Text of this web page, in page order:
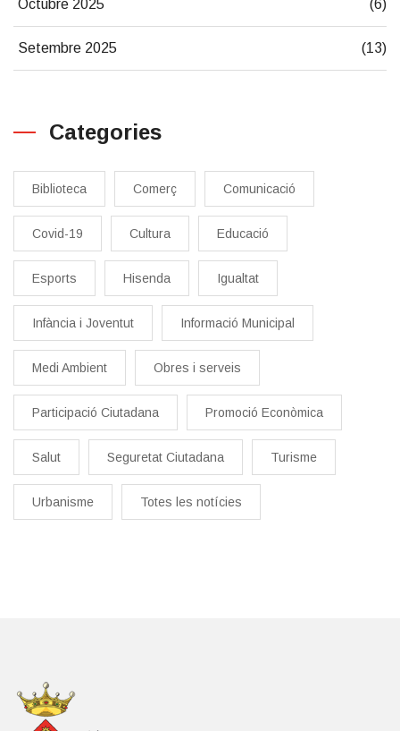
Octubre 2025 (6)
Setembre 2025 (13)
Categories
Biblioteca Comerç Comunicació
Covid-19 Cultura Educació
Esports Hisenda Igualtat
Infància i Joventut Informació Municipal
Medi Ambient Obres i serveis
Participació Ciutadana Promoció Econòmica
Salut Seguretat Ciutadana Turisme
Urbanisme Totes les notícies